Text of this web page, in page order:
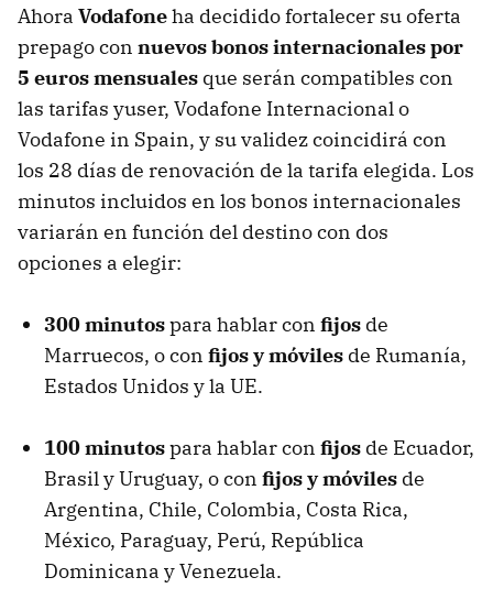
Ahora Vodafoneha decidido fortalecer su oferta
prepago con nuevos bonos internacionales por
5 euros mensuales que serán compatibles con
las tarifas yuser, Vodafone Internacional o
Vodafone in Spain, y su validez coincidirá con
los 28 días de renovación de la tarifa elegida. Los
minutos incluidos en los bonos internacionales
variarán en función del destino con dos
opciones a elegir:
300 minutospara hablar con fijos de
Marruecos, o con fijos y móviles de Rumanía,
Estados Unidos y la UE.
100 minutospara hablar con fijos de Ecuador,
Brasil y Uruguay, o con fijos y móviles de
Argentina, Chile, Colombia, Costa Rica,
México, Paraguay, Perú, República
Dominicana y Venezuela.